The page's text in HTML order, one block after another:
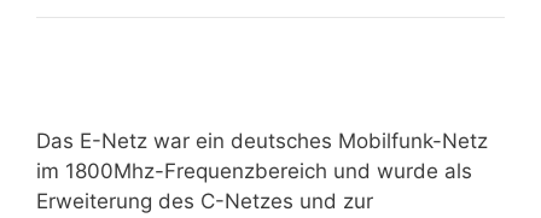
Das E-Netz war ein deutsches Mobilfunk-Netz
im 1800Mhz-Frequenzbereich und wurde als
Erweiterung des C-Netzes und zur